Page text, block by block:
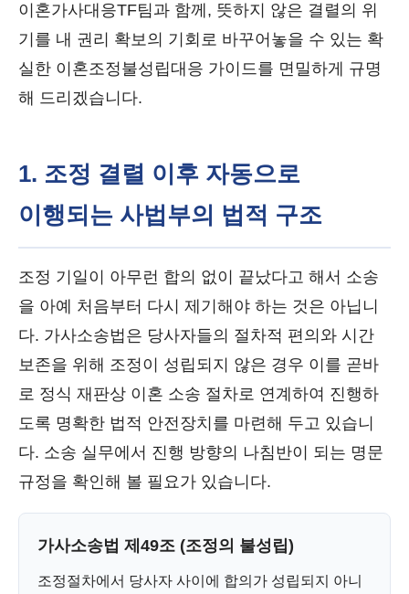
이혼가사대응TF팀과 함께, 뜻하지 않은 결렬의 위
기를 내 권리 확보의 기회로 바꾸어놓을 수 있는 확
실한 이혼조정불성립대응 가이드를 면밀하게 규명
해 드리겠습니다.
1. 조정 결렬 이후 자동으로
이행되는 사법부의 법적 구조
조정 기일이 아무런 합의 없이 끝났다고 해서 소송
을 아예 처음부터 다시 제기해야 하는 것은 아닙니
다. 가사소송법은 당사자들의 절차적 편의와 시간
보존을 위해 조정이 성립되지 않은 경우 이를 곧바
로 정식 재판상 이혼 소송 절차로 연계하여 진행하
도록 명확한 법적 안전장치를 마련해 두고 있습니
다. 소송 실무에서 진행 방향의 나침반이 되는 명문
규정을 확인해 볼 필요가 있습니다.
가사소송법 제49조 (조정의 불성립)
조정절차에서 당사자 사이에 합의가 성립되지 아니